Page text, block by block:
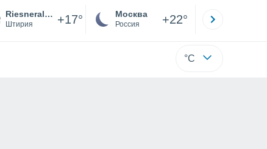
Riesneralm - Donnersbachwald
Штирия +17° Москва
Россия +22°
°C